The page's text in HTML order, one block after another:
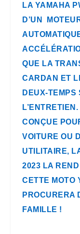
LA YAMAHA
D’UN
QUE LA
CARDAN ET
DEUX-TEMPS
L’ENTRETIEN.
CONÇUE
VOITURE OU
UTILITAIRE,
2023 LA
CETTE MOTO
PROCURERA
FAMILLE !